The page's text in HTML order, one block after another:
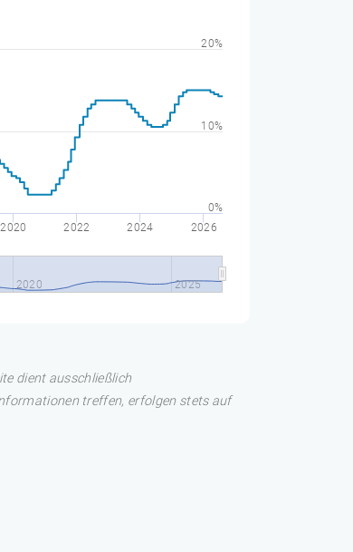
2020 2022 2024 2026
2020 2025
0%
10%
20%
dient ausschließlich
treffen, erfolgen stets auf